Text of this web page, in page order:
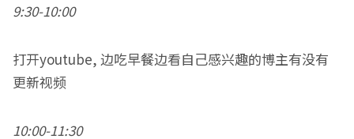
9:30-10:00
打开youtube, 边吃早餐边看自己感兴趣的博主有没有
更新视频
10:00-11:30